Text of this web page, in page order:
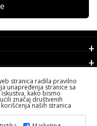
stranica radila pravilno
unapređenja stranice sa
kako bismo
značaj društvenih
naših stranica